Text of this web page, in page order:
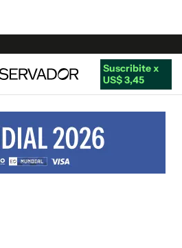
Suscribite x
US$ 3,45